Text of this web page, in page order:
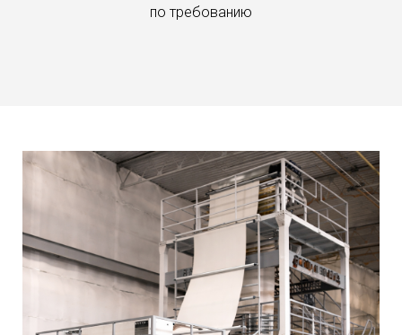
по требованию